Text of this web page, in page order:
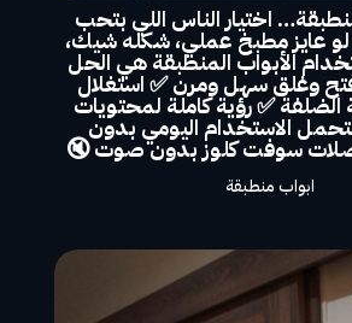
اختيار الناس اللي بتحب
لو عايز مطبخ عملي، شكله شيك،
الأبواب المنطبقة هي الحل
وغلق سهل ومرن ✅ استغلال
✅ رؤية كاملة لمحتويات
الاستخدام اليومي بدون
سوفت كلوز بدون صوت 🔇
ابواب منطبقة